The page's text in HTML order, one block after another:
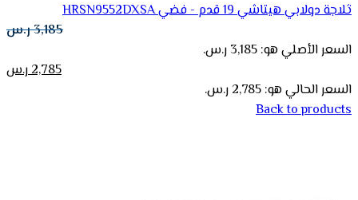
ثلاجة دولابي هيتاشي 19 قدم - فضي HRSN9552DXSA
3,185ر.س
السعر الأصلي هو: 3,185 ر.س.
2,785ر.س
السعر الحالي هو: 2,785 ر.س.
Back to products